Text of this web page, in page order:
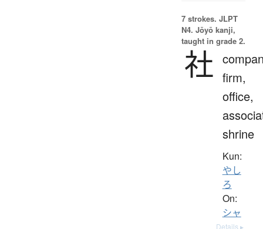
7 strokes. JLPT
N4. Jōyō kanji,
taught in grade 2.
社 firm,
office,
shrine
Kun:
やし
ろ
On:
シャ
Details ▸